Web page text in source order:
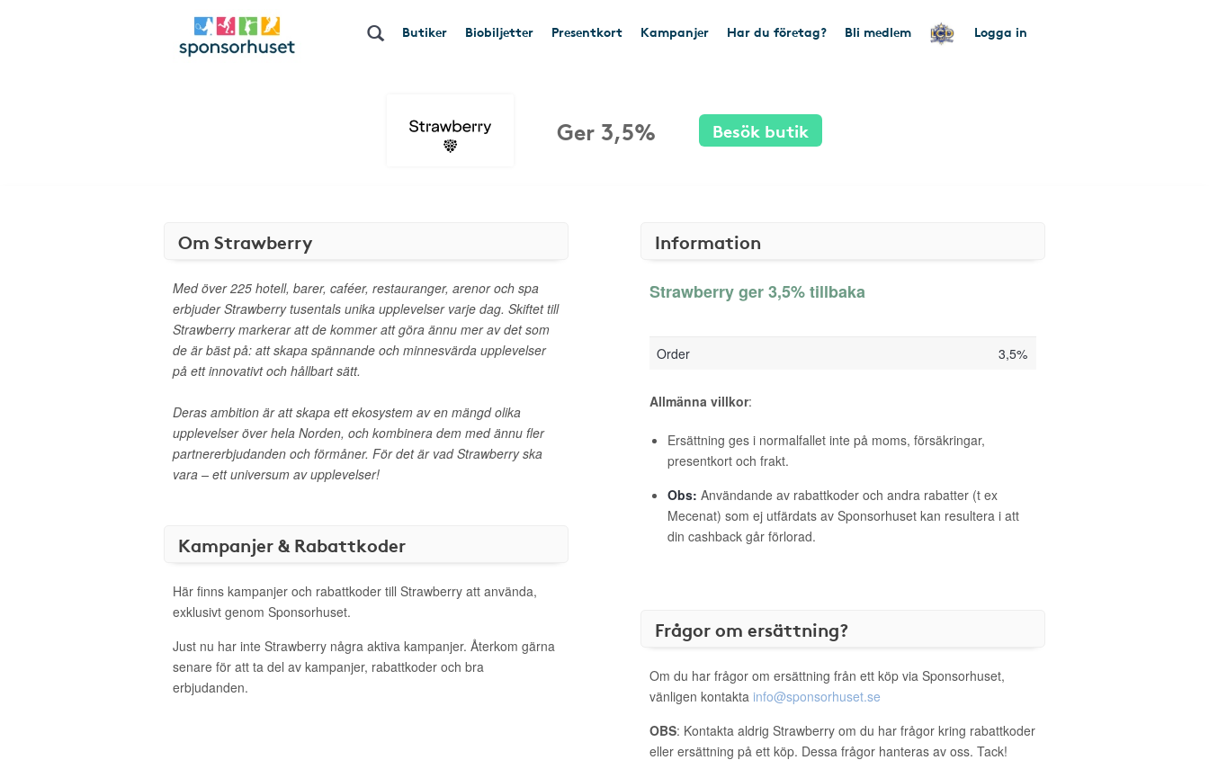
Butiker Biobiljetter Presentkort Kampanjer Har du företag? Bli medlem Logga in
Ger 3,5% Besök butik
Om Strawberry
Med över 225 hotell, barer, caféer, restauranger, arenor och spa
erbjuder Strawberry tusentals unika upplevelser varje dag. Skiftet till
Strawberry markerar att de kommer att göra ännu mer av det som
de är bäst på: att skapa spännande och minnesvärda upplevelser
på ett innovativt och hållbart sätt.
Deras ambition är att skapa ett ekosystem av en mängd olika
upplevelser över hela Norden, och kombinera dem med ännu fler
partnererbjudanden och förmåner. För det är vad Strawberry ska
vara – ett universum av upplevelser!
Kampanjer & Rabattkoder
Här finns kampanjer och rabattkoder till Strawberry att använda,
exklusivt genom Sponsorhuset.
Just nu har inte Strawberry några aktiva kampanjer. Återkom gärna
senare för att ta del av kampanjer, rabattkoder och bra
erbjudanden.
Information
Strawberry ger 3,5% tillbaka
Order 3,5%
Allmänna villkor:
Ersättning ges i normalfallet inte på moms, försäkringar,
presentkort och frakt.
Obs: Användande av rabattkoder och andra rabatter (t ex
Mecenat) som ej utfärdats av Sponsorhuset kan resultera i att
din cashback går förlorad.
Frågor om ersättning?
Om du har frågor om ersättning från ett köp via Sponsorhuset,
vänligen kontakta info@sponsorhuset.se
OBS: Kontakta aldrig Strawberry om du har frågor kring rabattkoder
eller ersättning på ett köp. Dessa frågor hanteras av oss. Tack!